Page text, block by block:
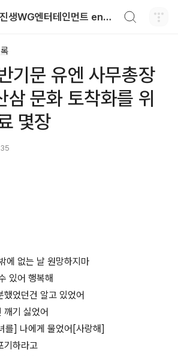
와일드진생WG엔터테인먼트 entertainment
기문 유엔 사무총장
삼 문화 토착화를 위
몇장
에 없는 날 원망하지마
있어 행복해
했었던건 알고 있었어
깨기 싫었어
를] 나에게 물었어[사랑해]
기하라고